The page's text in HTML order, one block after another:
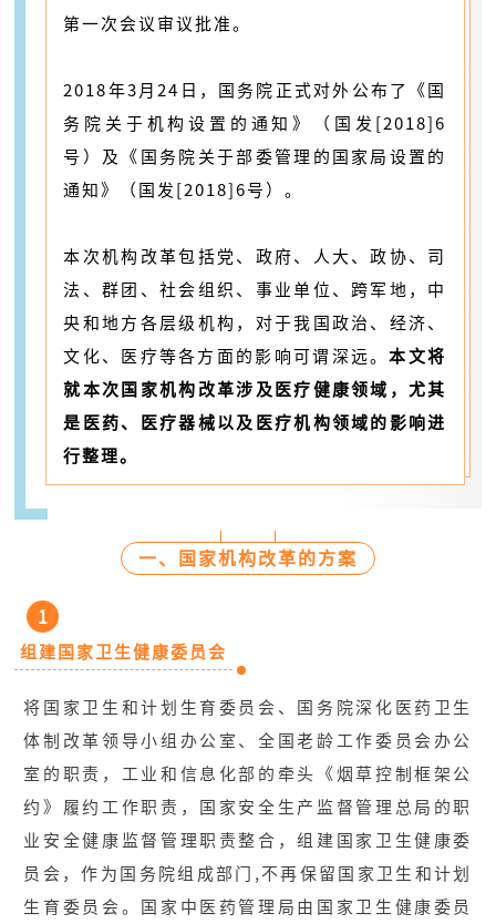
第一次会议审议批准。
2018年3月24日，国务院正式对外公布了《国
务院关于机构设置的通知》（国发[2018]6
号）及《国务院关于部委管理的国家局设置的
通知》（国发[2018]6号）。
本次机构改革包括党、政府、人大、政协、司
法、群团、社会组织、事业单位、跨军地，中
央和地方各层级机构，对于我国政治、经济、
文化、医疗等各方面的影响可谓深远。本文将
就本次国家机构改革涉及医疗健康领域，尤其
是医药、医疗器械以及医疗机构领域的影响进
行整理。
一、国家机构改革的方案
1
组建国家卫生健康委员会
将国家卫生和计划生育委员会、国务院深化医药卫生
体制改革领导小组办公室、全国老龄工作委员会办公
室的职责，工业和信息化部的牵头《烟草控制框架公
约》履约工作职责，国家安全生产监督管理总局的职
业安全健康监督管理职责整合，组建国家卫生健康委
员会，作为国务院组成部门,不再保留国家卫生和计划
生育委员会。国家中医药管理局由国家卫生健康委员